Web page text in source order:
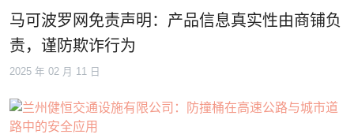
马可波罗网免责声明：产品信息真实性由商铺负
责，谨防欺诈行为
2025 年 02 月 11 日